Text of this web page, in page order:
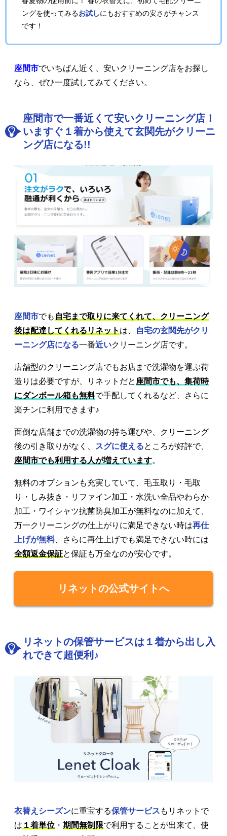
ングを使ってみるお試しにもおすすめの安さがチャンス
です！
座間市でいちばん近く、安いクリーニング店をお探し
なら、ぜひ一度試してみてください。
座間市で一番近くて安いクリーニング店！
いますぐ１着から使えて玄関先がクリーニ
ング店になる!!
座間市でも 自宅まで取りに来てくれて、クリーニング
後は配達してくれるリネット は、
自宅の玄関先がクリ
ーニング店になる一番近いクリーニング店です。
店舗型のクリーニング店でもお店まで洗濯物を運ぶ荷
造りは必要ですが、リネットだと 座間市でも、集荷時
にダンボール箱も無料で手配してくれるなど、さらに
楽チンに利用できます♪
面倒な店舗までの洗濯物の持ち運びや、クリーニング
後の引き取りがなく、
スグに使えるところが好評で、
座間市でも利用する人が増えています。
無料のオプションも充実していて、毛玉取り・毛取
り・しみ抜き・リファイン加工・水洗い全品やわらか
加工・ワイシャツ抗菌防臭加工が無料なのに加えて、
万一クリーニングの仕上がりに満足できない時は再仕
上げが無料、さらに再仕上げでも満足できない時には
全額返金保証と保証も万全なのが安心です。
リネットの公式サイトへ
リネットの保管サービスは１着から出し入
れできて超便利♪
衣替えシーズンに重宝する保管サービス もリネットで
は １着単位 ・ 期間無制限で利用することが出来て、使